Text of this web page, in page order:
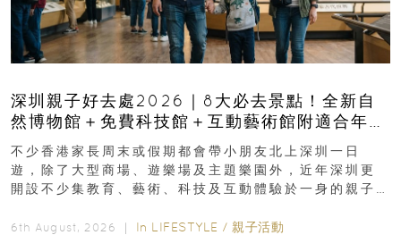
深圳親子好去處2026｜8大必去景點！全新自
然博物館＋免費科技館＋互動藝術館附適合年
齡、交通、門票、開放時間
不少香港家長周末或假期都會帶小朋友北上深圳一日
遊，除了大型商場、遊樂場及主題樂園外，近年深圳更
開設不少集教育、藝術、科技及互動體驗於一身的親子
6th August, 2026 ｜ In LIFESTYLE / 親子活動